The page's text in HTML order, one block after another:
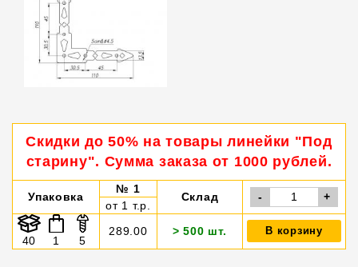
Скидки до 50% на товары линейки "Под
старину". Сумма заказа от 1000 рублей.
Упаковка
№ 1
Склад - +
от 1 т.р.
40 1 5
289.00 > 500 шт. В корзину